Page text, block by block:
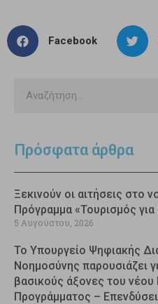
Facebook
Πρόσφατα άρθρα
Ξεκινούν οι αιτήσεις στο
Πρόγραμμα «Τουρισμός
5 Αυγούστου, 2026
Το Υπουργείο Ψηφιακής
Νοημοσύνης παρουσιάζει
βασικούς άξονες του νέου
Προγράμματος –